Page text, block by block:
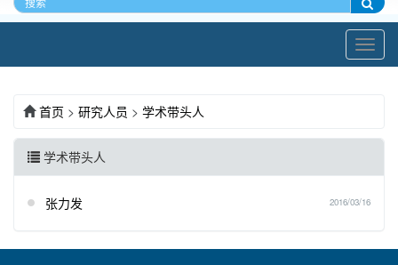
首页 > 研究人员 > 学术带头人
学术带头人
2016/03/16
张力发